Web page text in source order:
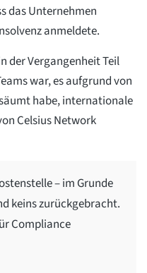
das Unternehmen
anmeldete.
der Vergangenheit Teil
war, es aufgrund von
habe, internationale
Celsius Network
– im Grunde
keins zurückgebracht.
Compliance